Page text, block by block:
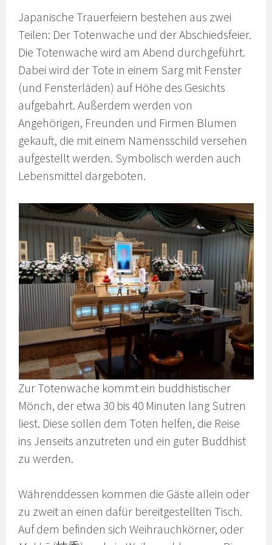
Japanische Trauerfeiern bestehen aus zwei
Teilen: Der Totenwache und der Abschiedsfeier.
Die Totenwache wird am Abend durchgeführt.
Dabei wird der Tote in einem Sarg mit Fenster
(und Fensterläden) auf Höhe des Gesichts
aufgebahrt. Außerdem werden von
Angehörigen, Freunden und Firmen Blumen
gekauft, die mit einem Namensschild versehen
aufgestellt werden. Symbolisch werden auch
Lebensmittel dargeboten.
Zur Totenwache kommt ein buddhistischer
Mönch, der etwa 30 bis 40 Minuten lang Sutren
liest. Diese sollen dem Toten helfen, die Reise
ins Jenseits anzutreten und ein guter Buddhist
zu werden.
Währenddessen kommen die Gäste allein oder
zu zweit an einen dafür bereitgestellten Tisch.
Auf dem befinden sich Weihrauchkörner, oder